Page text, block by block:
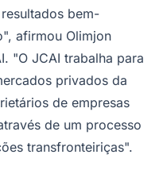
bem-
afirmou Olimjon
"O JCAI trabalha para
privados da
de empresas
de um processo
transfronteiriças".